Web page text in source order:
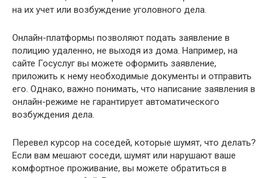
на их учет или возбуждение уголовного дела.
Онлайн-платформы позволяют подать заявление в
полицию удаленно, не выходя из дома. Например, на
сайте Госуслуг вы можете оформить заявление,
приложить к нему необходимые документы и отправить
его. Однако, важно понимать, что написание заявления в
онлайн-режиме не гарантирует автоматического
возбуждения дела.
Перевел курсор на соседей, которые шумят, что делать?
Если вам мешают соседи, шумят или нарушают ваше
комфортное проживание, вы можете обратиться в